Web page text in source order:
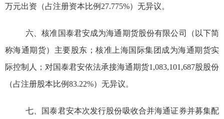
万元出资（占注册资本比例27.775%）无异议。
六、核准国泰君安成为海通期货股份有限公司（以下简
称海通期货）主要股东；核准上海国际集团成为海通期货实
际控制人；对国泰君安依法承接海通期货1,083,101,687股股份
（占注册股本比例83.22%）无异议。
七、国泰君安本次发行股份吸收合并海通证券并募集配